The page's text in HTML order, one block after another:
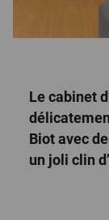
Le cabinet
Biot avec
un joli clin